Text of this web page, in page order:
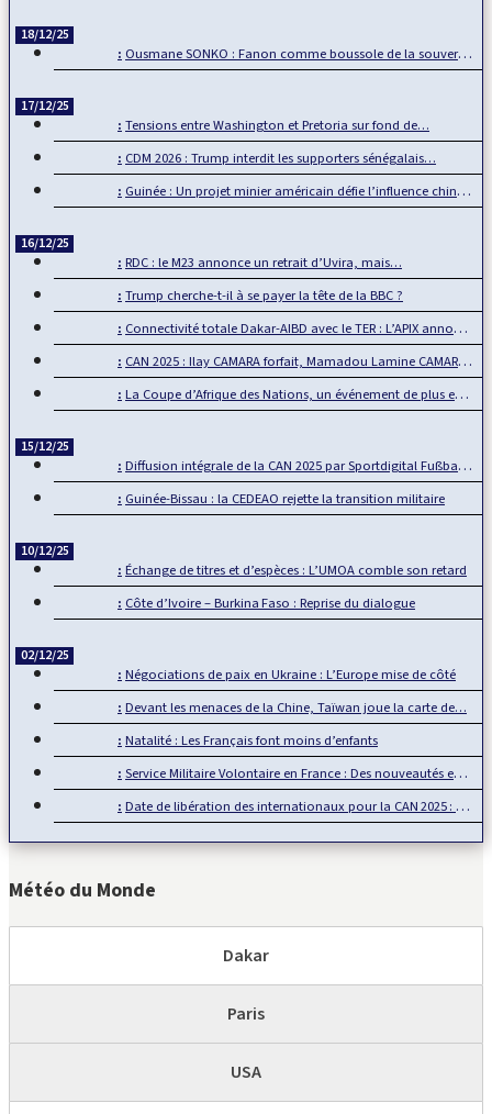
18/12/25
Ousmane SONKO : Fanon comme boussole de la souveraineté…
17/12/25
Tensions entre Washington et Pretoria sur fond de…
CDM 2026 : Trump interdit les supporters sénégalais…
Guinée : Un projet minier américain défie l’influence chinoise
16/12/25
RDC : le M23 annonce un retrait d’Uvira, mais…
Trump cherche-t-il à se payer la tête de la BBC ?
Connectivité totale Dakar-AIBD avec le TER : L’APIX annonce…
CAN 2025 : Ilay CAMARA forfait, Mamadou Lamine CAMARA…
La Coupe d’Afrique des Nations, un événement de plus en plus…
15/12/25
Diffusion intégrale de la CAN 2025 par Sportdigital Fußball, le…
Guinée-Bissau : la CEDEAO rejette la transition militaire
10/12/25
Échange de titres et d’espèces : L’UMOA comble son retard
Côte d’Ivoire – Burkina Faso : Reprise du dialogue
02/12/25
Négociations de paix en Ukraine : L’Europe mise de côté
Devant les menaces de la Chine, Taïwan joue la carte de…
Natalité : Les Français font moins d’enfants
Service Militaire Volontaire en France : Des nouveautés en 2025
Date de libération des internationaux pour la CAN 2025 : Rumeur ou…
Météo du Monde
Dakar
Paris
USA